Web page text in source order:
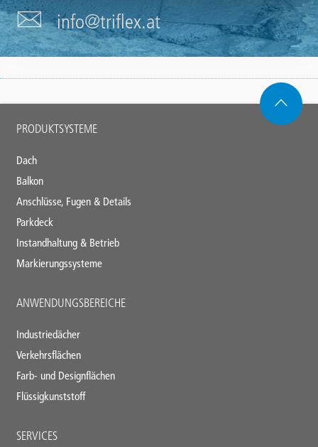
info@triflex.at
Main
PRODUKTSYSTEME
Dach
Balkon
Anschlüsse, Fugen & Details
Parkdeck
Instandhaltung & Betrieb
Markierungssysteme
ANWENDUNGSBEREICHE
Industriedächer
Verkehrsflächen
Farb- und Designflächen
Flüssigkunststoff
SERVICES